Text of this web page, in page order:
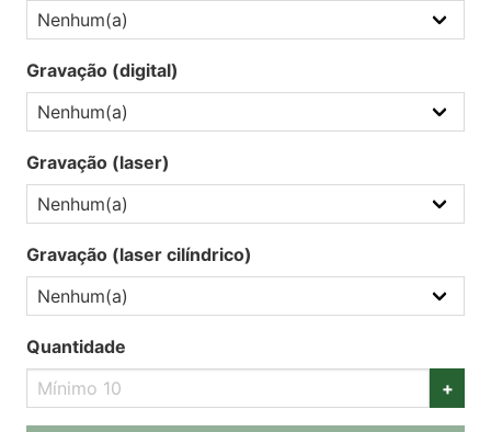
Gravação (digital)
Gravação (laser)
Gravação (laser cilíndrico)
Quantidade
+